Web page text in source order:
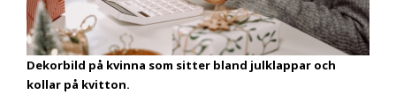
Dekorbild på kvinna som sitter bland julklappar och
kollar på kvitton.